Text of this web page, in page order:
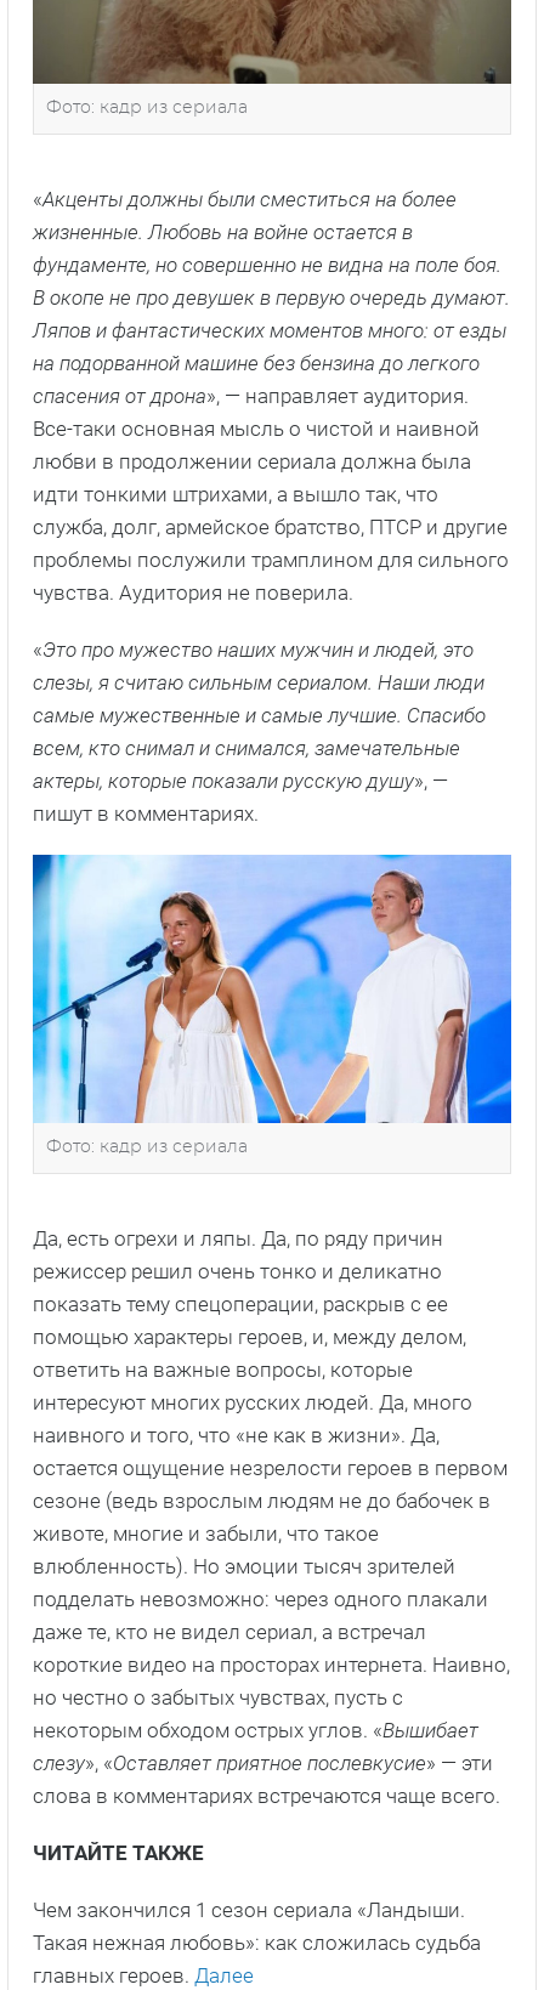
Фото: кадр из сериала
«Акценты должны были сместиться на более
жизненные. Любовь на войне остается в
фундаменте, но совершенно не видна на поле боя.
В окопе не про девушек в первую очередь думают.
Ляпов и фантастических моментов много: от езды
на подорванной машине без бензина до легкого
спасения от дрона», — направляет аудитория.
Все-таки основная мысль о чистой и наивной
любви в продолжении сериала должна была
идти тонкими штрихами, а вышло так, что
служба, долг, армейское братство, ПТСР и другие
проблемы послужили трамплином для сильного
чувства. Аудитория не поверила.
«Это про мужество наших мужчин и людей, это
слезы, я считаю сильным сериалом. Наши люди
самые мужественные и самые лучшие. Спасибо
всем, кто снимал и снимался, замечательные
актеры, которые показали русскую душу», —
пишут в комментариях.
Фото: кадр из сериала
Да, есть огрехи и ляпы. Да, по ряду причин
режиссер решил очень тонко и деликатно
показать тему спецоперации, раскрыв с ее
помощью характеры героев, и, между делом,
ответить на важные вопросы, которые
интересуют многих русских людей. Да, много
наивного и того, что «не как в жизни». Да,
остается ощущение незрелости героев в первом
сезоне (ведь взрослым людям не до бабочек в
животе, многие и забыли, что такое
влюбленность). Но эмоции тысяч зрителей
подделать невозможно: через одного плакали
даже те, кто не видел сериал, а встречал
короткие видео на просторах интернета. Наивно,
но честно о забытых чувствах, пусть с
некоторым обходом острых углов. «Вышибает
слезу», «Оставляет приятное послевкусие» — эти
слова в комментариях встречаются чаще всего.
ЧИТАЙТЕ ТАКЖЕ
Чем закончился 1 сезон сериала «Ландыши.
Такая нежная любовь»: как сложилась судьба
главных героев. Далее